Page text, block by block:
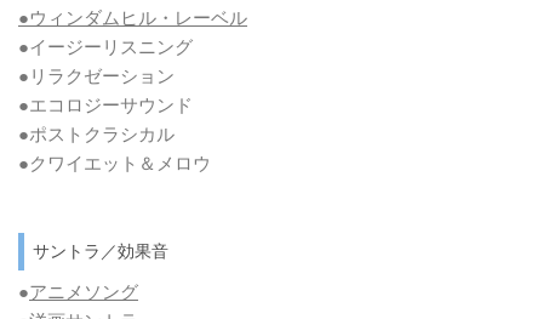
●ウィンダムヒル・レーベル
●イージーリスニング
●リラクゼーション
●エコロジーサウンド
●ポストクラシカル
●クワイエット＆メロウ
サントラ／効果音
●アニメソング